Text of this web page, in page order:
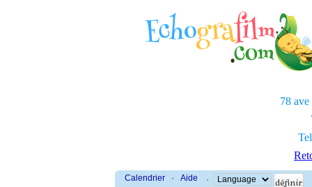
78 ave
Calendrier · Aide ·